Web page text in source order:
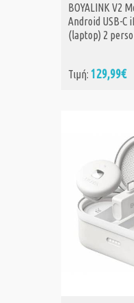
ΑΓΟΡΑ
BOYALINK V2
Android USB-C
(laptop) 2
Τιμή: 129,99€